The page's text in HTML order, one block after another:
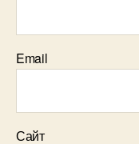
Email
Сайт